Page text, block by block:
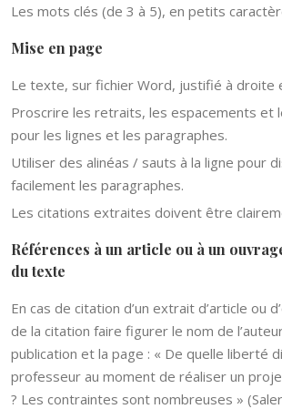
Les mots clés (de 3 à 5), en petits
Mise en page
Le texte, sur fichier Word, justifié à droite
Proscrire les retraits, les espacements et
pour les lignes et les paragraphes.
Utiliser des alinéas / sauts à la ligne pour
facilement les paragraphes.
Les citations extraites doivent être
Références à un article ou à un
du texte
En cas de citation d’un extrait d’article ou
de la citation faire figurer le nom de
publication et la page : « De quelle liberté
professeur au moment de réaliser un
? Les contraintes sont nombreuses »